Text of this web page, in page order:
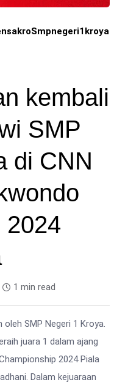
Smpnegeri1kroya
kembali
SMP
di CNN
2024
1 min read
SMP Negeri 1 Kroya.
juara 1 dalam ajang
2024 Piala
Dalam kejuaraan